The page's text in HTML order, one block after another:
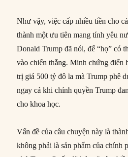
Như vậy, việc cấp nhiều tiền cho
thành một ưu tiên mang tính yêu
Donald Trump đã nói, để “họ” có
vào chiến thắng. Minh chứng điển
trị giá 500 tỷ đô la mà Trump phê
ngay cả khi chính quyền Trump
cho khoa học.
Vấn đề của câu chuyện này là
không phải là sản phẩm của chính